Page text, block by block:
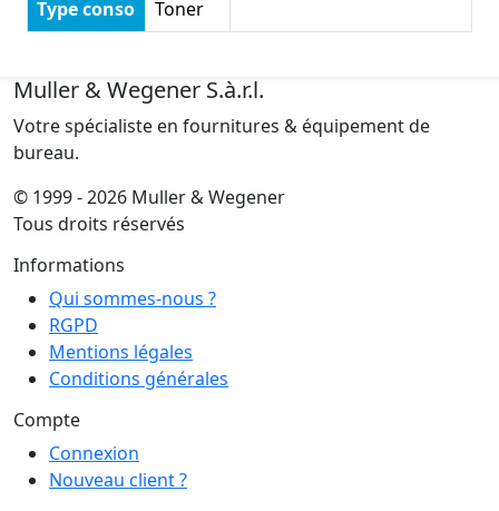
Type conso Toner
Muller & Wegener S.à.r.l.
Votre spécialiste en fournitures & équipement de
bureau.
© 1999 - 2026 Muller & Wegener
Tous droits réservés
Informations
Qui sommes-nous ?
RGPD
Mentions légales
Conditions générales
Compte
Connexion
Nouveau client ?